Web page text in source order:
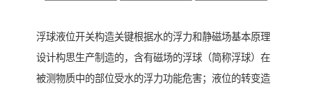
浮球液位开关构造关键根据水的浮力和静磁场基本原理
设计构思生产制造的，含有磁场的浮球（简称浮球）在
被测物质中的部位受水的浮力功能危害；液位的转变造